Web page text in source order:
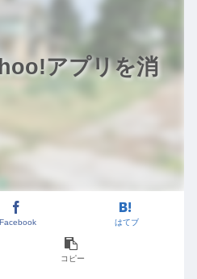
アプリを消
Facebook はてブ
コピー